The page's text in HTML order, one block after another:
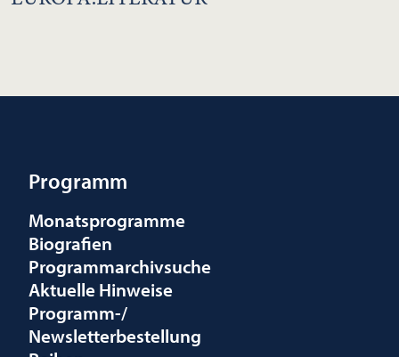
Programm
Monatsprogramme
Biografien
Programmarchivsuche
Aktuelle Hinweise
Programm-/
Newsletterbestellung